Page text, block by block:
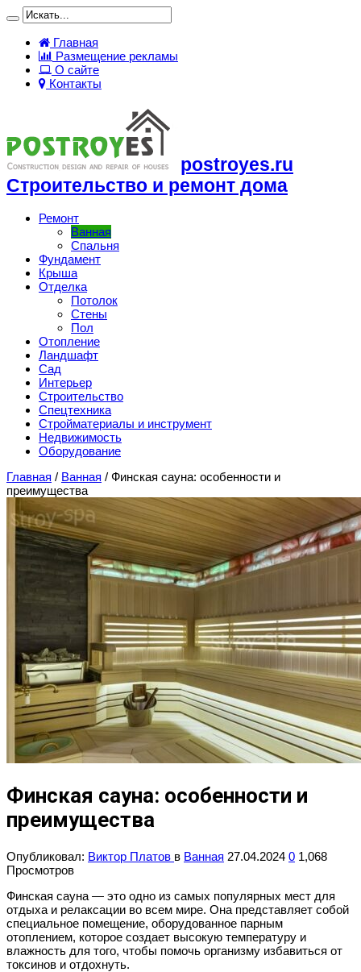
Главная
Размещение рекламы
О сайте
Контакты
postroyes.ru
Строительство и ремонт дома
Ремонт
Ванная
Спальня
Фундамент
Крыша
Отделка
Потолок
Стены
Пол
Отопление
Ландшафт
Сад
Интерьер
Строительство
Спецтехника
Стройматериалы и инструмент
Недвижимость
Оборудование
Главная / Ванная / Финская сауна: особенности и
преимущества
Финская сауна: особенности и
преимущества
Опубликовал: Виктор Платов в Ванная 27.04.2024 0 1,068
Просмотров
Финская сауна — это одно из самых популярных мест для
отдыха и релаксации во всем мире. Она представляет собой
специальное помещение, оборудованное парным
отоплением, которое создает высокую температуру и
влажность для того, чтобы помочь организму избавиться от
токсинов и отдохнуть.